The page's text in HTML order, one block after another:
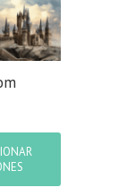
múltiples